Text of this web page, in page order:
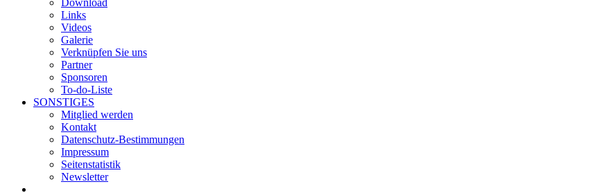
Download
Links
Videos
Galerie
Verknüpfen Sie uns
Partner
Sponsoren
To-do-Liste
SONSTIGES
Mitglied werden
Kontakt
Datenschutz-Bestimmungen
Impressum
Seitenstatistik
Newsletter